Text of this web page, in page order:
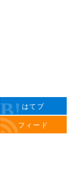
はてブ
フィード